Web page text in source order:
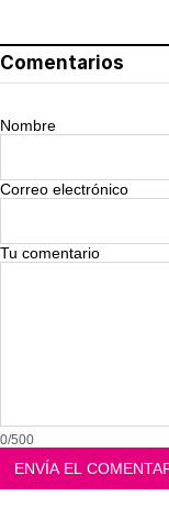
Comentarios
Nombre
Correo electrónico
Tu comentario
0/500